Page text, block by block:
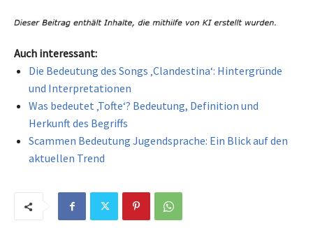
Auch interessant:
Die Bedeutung des Songs ‚Clandestina‘: Hintergründe
und Interpretationen
Was bedeutet ‚Tofte‘? Bedeutung, Definition und
Herkunft des Begriffs
Scammen Bedeutung Jugendsprache: Ein Blick auf den
aktuellen Trend